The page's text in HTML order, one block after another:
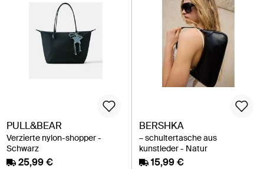
PULL&BEAR
Verzierte nylon-shopper -
Schwarz
25,99 €
BERSHKA
– schultertasche aus
kunstleder - Natur
15,99 €